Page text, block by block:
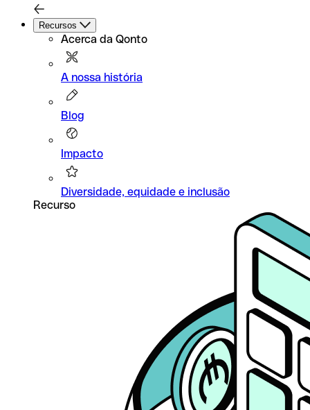
Recursos
Acerca da Qonto
A nossa história
Blog
Impacto
Diversidade, equidade e inclusão
Recurso